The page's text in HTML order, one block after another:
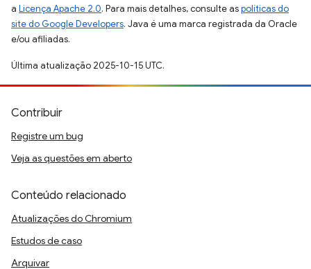
a Licença Apache 2.0. Para mais detalhes, consulte aspolíticas do
site do Google Developers. Java é uma marca registrada da Oracle
e/ou afiliadas.
Última atualização 2025-10-15 UTC.
Contribuir
Registre um bug
Veja as questões em aberto
Conteúdo relacionado
Atualizações do Chromium
Estudos de caso
Arquivar